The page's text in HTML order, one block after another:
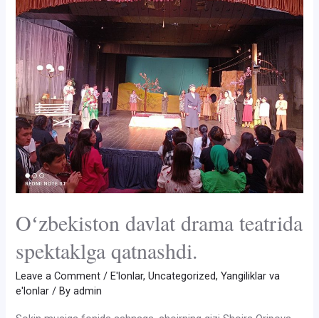
Oʻzbekiston davlat drama teatrida
spektaklga qatnashdi.
Leave a Comment / E'lonlar,Uncategorized,Yangiliklar va
e'lonlar / Byadmin